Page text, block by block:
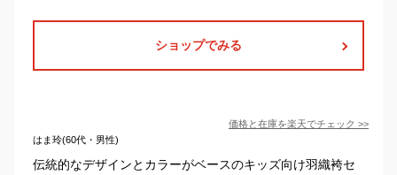
ショップでみる
価格と在庫を楽天でチェック >>
はま玲(60代・男性)
伝統的なデザインとカラーがベースのキッズ向け羽織袴セ